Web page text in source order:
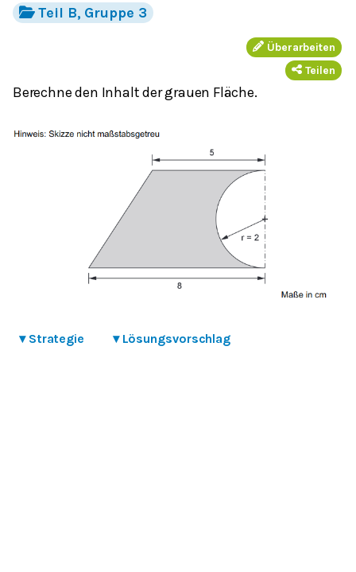
Teil B, Gruppe 3
Überarbeiten
Teilen
Berechne den Inhalt der grauen Fläche.
▾ Strategie ▾ Lösungsvorschlag